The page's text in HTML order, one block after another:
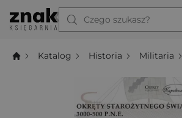
Czego szukasz?
Katalog Historia Militaria